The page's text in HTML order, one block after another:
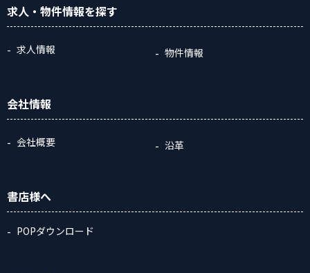
求人・物件情報を探す
求人情報 物件情報
会社情報
会社概要 沿革
書店様へ
POPダウンロード